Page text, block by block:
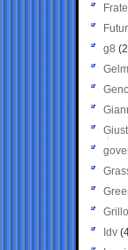
g8
Grillo
Idv